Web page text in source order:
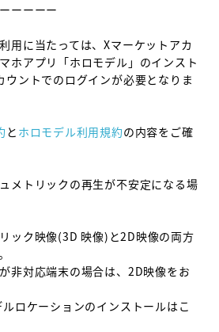
ーーーー
用に当たっては、Xマーケットアカ
ホアプリ「ホロモデル」のインスト
ウントでのログインが必要となりま
と ホロモデル利用規約の内容をご確
メトリックの再生が不安定になる場
ック映像(3D 映像)と2D映像の両方
非対応端末の場合は、2D映像をお
ロケーションのインストールはこ